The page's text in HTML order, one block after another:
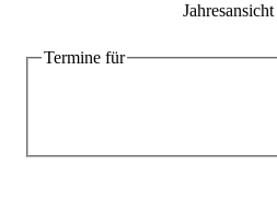
Jahresansicht
Termine für